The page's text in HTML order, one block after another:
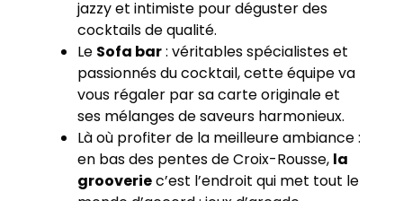
jazzy et intimiste pour déguster des
cocktails de qualité.
Le Sofa bar: véritables spécialistes et
passionnés du cocktail, cette équipe va
vous régaler par sa carte originale et
ses mélanges de saveurs harmonieux.
Là où profiter de la meilleure ambiance :
en bas des pentes de Croix-Rousse, la
grooveriec’est l’endroit qui met tout le